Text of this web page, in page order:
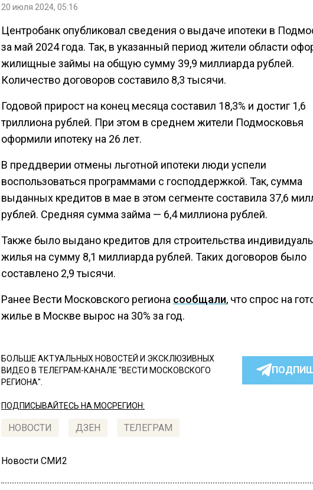
20 июля 2024, 05:16
Центробанк опубликовал сведения о выдаче ипотеки в
за май 2024 года. Так, в указанный период жители области
жилищные займы на общую сумму 39,9 миллиарда рублей.
Количество договоров составило 8,3 тысячи.
Годовой прирост на конец месяца составил 18,3% и достиг 1,6
триллиона рублей. При этом в среднем жители Подмосковья
оформили ипотеку на 26 лет.
В преддверии отмены льготной ипотеки люди успели
воспользоваться программами с господдержкой. Так, сумма
выданных кредитов в мае в этом сегменте составила 37,6
рублей. Средняя сумма займа — 6,4 миллиона рублей.
Также было выдано кредитов для строительства
жилья на сумму 8,1 миллиарда рублей. Таких договоров было
составлено 2,9 тысячи.
Ранее Вести Московского региона сообщали, что спрос на
жилье в Москве вырос на 30% за год.
БОЛЬШЕ АКТУАЛЬНЫХ НОВОСТЕЙ И ЭКСКЛЮЗИВНЫХ
ВИДЕО В ТЕЛЕГРАМ-КАНАЛЕ "ВЕСТИ МОСКОВСКОГО
РЕГИОНА".
ПОДПИСЫВАЙТЕСЬ НА МОСРЕГИОН:
НОВОСТИ ДЗЕН ТЕЛЕГРАМ
Новости СМИ2